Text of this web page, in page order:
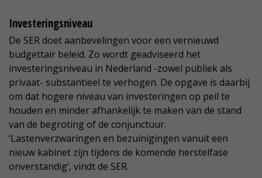
Investeringsniveau
De SER doet aanbevelingen voor een vernieuwd
budgettair beleid. Zo wordt geadviseerd het
investeringsniveau in Nederland -zowel publiek als
privaat- substantieel te verhogen. De opgave is daarbij
om dat hogere niveau van investeringen op peil te
houden en minder afhankelijk te maken van de stand
van de begroting of de conjunctuur.
‘Lastenverzwaringen en bezuinigingen vanuit een
nieuw kabinet zijn tijdens de komende herstelfase
onverstandig’, vindt de SER.